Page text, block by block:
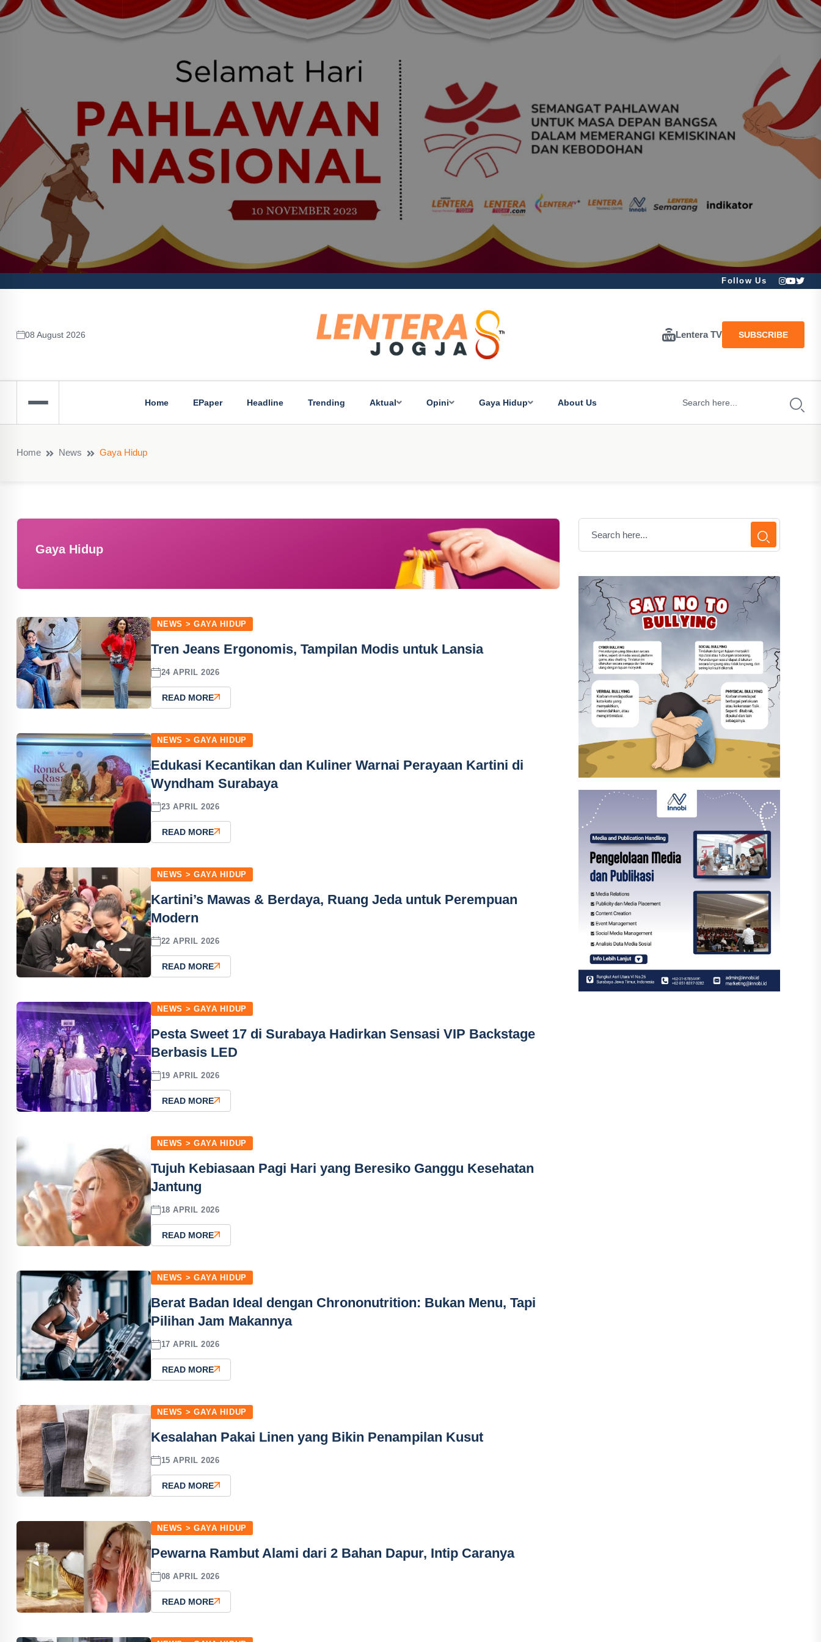
Follow Us
08 August 2026 Lentera TV SUBSCRIBE
Home EPaper Headline Trending Aktual Opini Gaya Hidup About Us
Home News Gaya Hidup
Gaya Hidup
NEWS > GAYA HIDUP
Tren Jeans Ergonomis, Tampilan Modis untuk Lansia
24 APRIL 2026
READ MORE
NEWS > GAYA HIDUP
Edukasi Kecantikan dan Kuliner Warnai Perayaan Kartini di
Wyndham Surabaya
23 APRIL 2026
READ MORE
NEWS > GAYA HIDUP
Kartini’s Mawas & Berdaya, Ruang Jeda untuk Perempuan
Modern
22 APRIL 2026
READ MORE
NEWS > GAYA HIDUP
Pesta Sweet 17 di Surabaya Hadirkan Sensasi VIP Backstage
Berbasis LED
19 APRIL 2026
READ MORE
NEWS > GAYA HIDUP
Tujuh Kebiasaan Pagi Hari yang Beresiko Ganggu Kesehatan
Jantung
18 APRIL 2026
READ MORE
NEWS > GAYA HIDUP
Berat Badan Ideal dengan Chrononutrition: Bukan Menu, Tapi
Pilihan Jam Makannya
17 APRIL 2026
READ MORE
NEWS > GAYA HIDUP
Kesalahan Pakai Linen yang Bikin Penampilan Kusut
15 APRIL 2026
READ MORE
NEWS > GAYA HIDUP
Pewarna Rambut Alami dari 2 Bahan Dapur, Intip Caranya
08 APRIL 2026
READ MORE